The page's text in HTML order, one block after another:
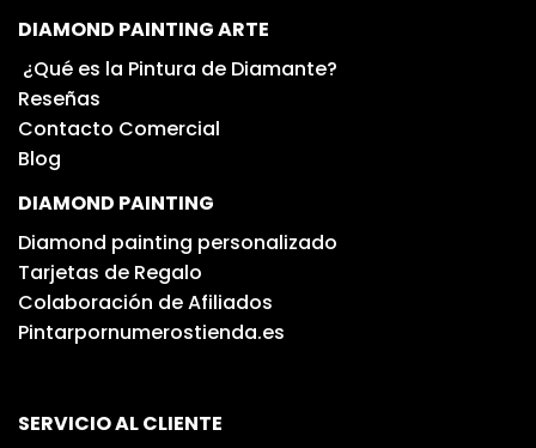
DIAMOND PAINTING ARTE
¿Qué es la Pintura de Diamante?
Reseñas
Contacto Comercial
Blog
DIAMOND PAINTING
Diamond painting personalizado
Tarjetas de Regalo
Colaboración de Afiliados
Pintarpornumerostienda.es
SERVICIO AL CLIENTE